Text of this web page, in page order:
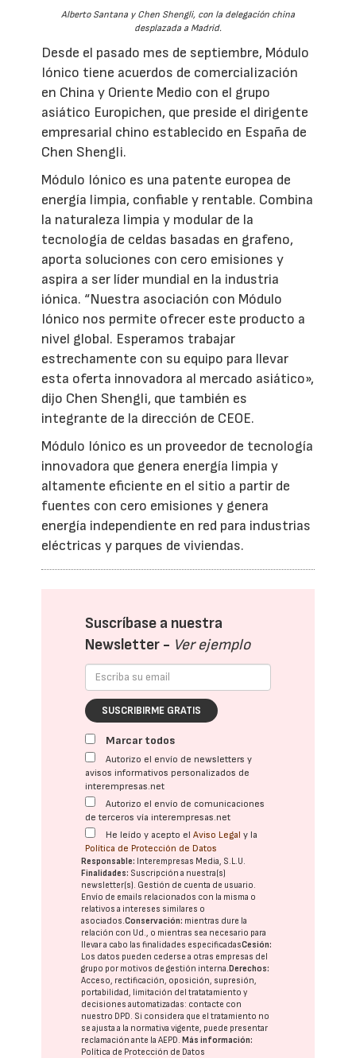
Alberto Santana y Chen Shengli, con la delegación china
desplazada a Madrid.
Desde el pasado mes de septiembre, Módulo
Iónico tiene acuerdos de comercialización
en China y Oriente Medio con el grupo
asiático Europichen, que preside el dirigente
empresarial chino establecido en España de
Chen Shengli.
Módulo Iónico es una patente europea de
energía limpia, confiable y rentable. Combina
la naturaleza limpia y modular de la
tecnología de celdas basadas en grafeno,
aporta soluciones con cero emisiones y
aspira a ser líder mundial en la industria
iónica. “Nuestra asociación con Módulo
Iónico nos permite ofrecer este producto a
nivel global. Esperamos trabajar
estrechamente con su equipo para llevar
esta oferta innovadora al mercado asiático»,
dijo Chen Shengli, que también es
integrante de la dirección de CEOE.
Módulo Iónico es un proveedor de tecnología
innovadora que genera energía limpia y
altamente eficiente en el sitio a partir de
fuentes con cero emisiones y genera
energía independiente en red para industrias
eléctricas y parques de viviendas.
Suscríbase a nuestra
Newsletter - Ver ejemplo
SUSCRIBIRME GRATIS
Marcar todos
Autorizo el envío de newsletters y
avisos informativos personalizados de
interempresas.net
Autorizo el envío de comunicaciones
de terceros vía interempresas.net
He leído y acepto elAviso Legal y la
Política de Protección de Datos
Responsable: Interempresas Media, S.L.U.
Finalidades: Suscripción a nuestra(s)
newsletter(s). Gestión de cuenta de usuario.
Envío de emails relacionados con la misma o
relativos a intereses similares o
asociados.Conservación: mientras dure la
relación con Ud., o mientras sea necesario para
llevar a cabo las finalidades especificadasCesión:
Los datos pueden cederse a otras empresas del
grupo por motivos de gestión interna.Derechos:
Acceso, rectificación, oposición, supresión,
portabilidad, limitación del tratatamiento y
decisiones automatizadas: contacte con
nuestro DPD. Si considera que el tratamiento no
se ajusta a la normativa vigente, puede presentar
reclamación ante laAEPD.Más información:
Política de Protección de Datos